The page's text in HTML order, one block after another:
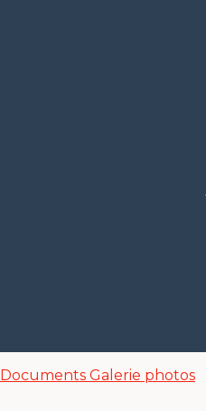
Documents Galerie photos